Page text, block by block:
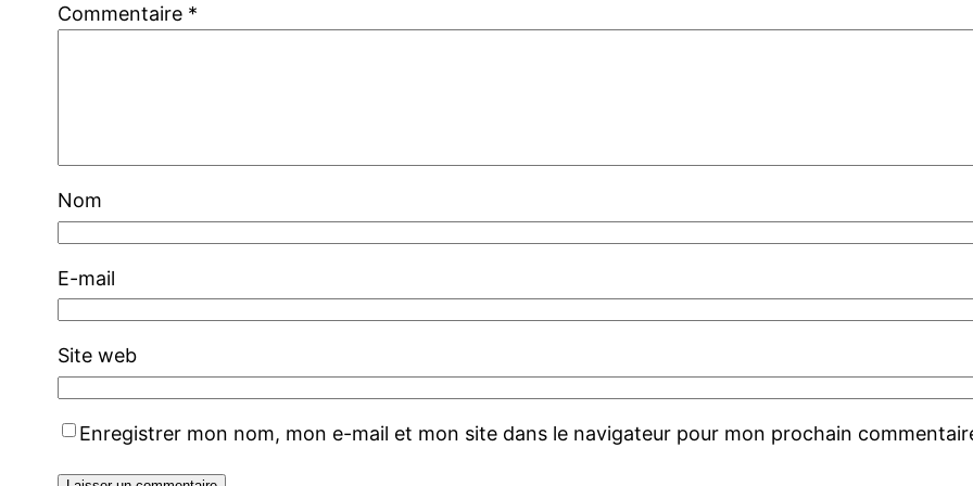
Commentaire *
Nom
E-mail
Site web
Enregistrer mon nom, mon e-mail et mon site dans le navigateur pour mon prochain